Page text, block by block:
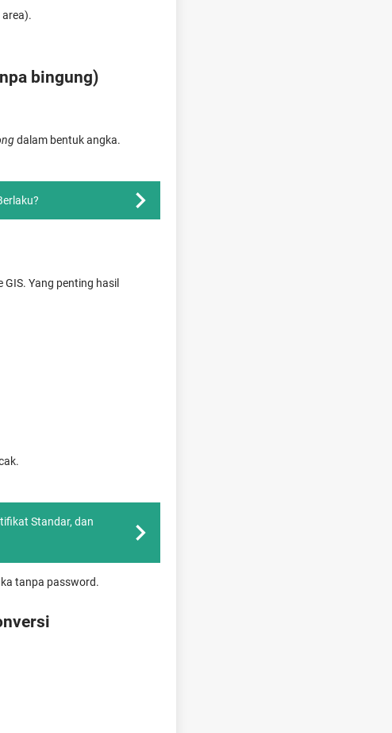
bingung)
dalam bentuk angka.
Yang penting hasil
Standar, dan
tanpa password.